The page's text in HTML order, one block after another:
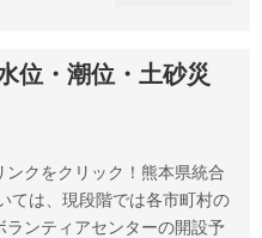
位・潮位・土砂災
ンクをクリック！熊本県統合
ては、現段階では各市町村の
ンティアセンターの開設予